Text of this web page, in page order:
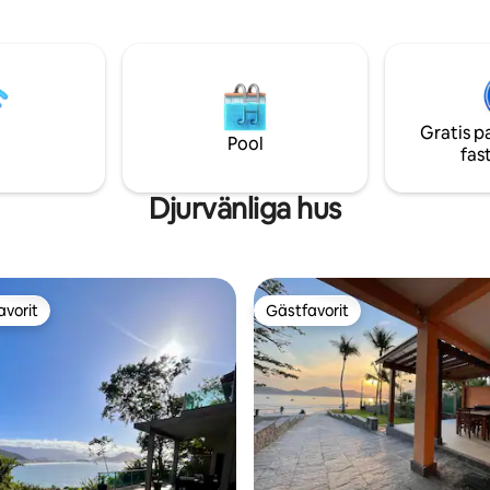
stranden är Lamberto Beach,
400 m bort! Huset ligger inom
området, med säkerhet
dygnet runt.
Pool
Gratis
Djurvänliga hus
Gästfavorit
Gästfavorit